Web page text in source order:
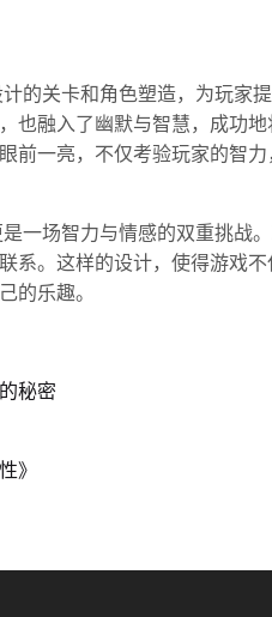
的关卡和角色塑造，为玩家
也融入了幽默与智慧，成功
前一亮，不仅考验玩家的智
一场智力与情感的双重挑战
系。这样的设计，使得游戏
的乐趣。
秘密
》